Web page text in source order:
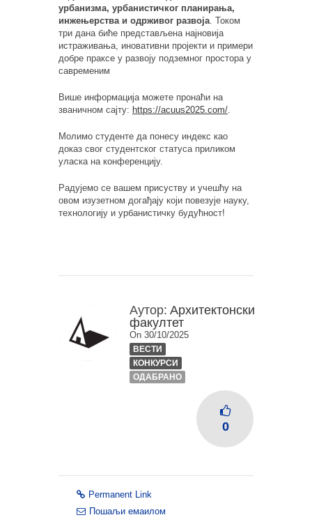
урбанизма, урбанистичког планирања,
инжењерства и одрживог развоја. Током
три дана биће представљена најновија
истраживања, иновативни пројекти и примери
добре праксе у развоју подземног простора у
савременим
Више информација можете пронаћи на
званичном сајту: https://acuus2025.com/.
Молимо студенте да понесу индекс као
доказ свог студентског статуса приликом
уласка на конференцију.
Радујемо се вашем присуству и учешћу на
овом изузетном догађају који повезује науку,
технологију и урбанистичку будућност!
Аутор: Архитектонски
факултет
On 30/10/2025
ВЕСТИ
КОНКУРСИ
ОДАБРАНО
0
Permanent Link
Пошаљи емаилом